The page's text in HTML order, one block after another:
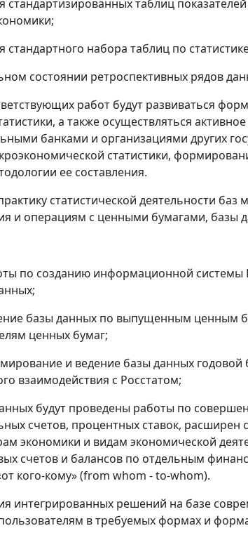
стандартизированных таблиц
стандартного набора таблиц по
состоянии ретроспективных рядов
работ будут развиваться
а также осуществляться
банками и организациями других
статистики,
ее составления.
статистической деятельности
и операциям с ценными бумагами, базы
по созданию информационной
базы данных по выпущенным ценным
ценных бумаг;
и ведение базы данных годовой
взаимодействия с Росстатом;
будут проведены работы по
счетов, процентных ставок, расширен
экономики и видам экономической
счетов и балансов по отдельным
кого-кому» (from whom - to-whom).
интегрированных решений на базе
в требуемых формах и